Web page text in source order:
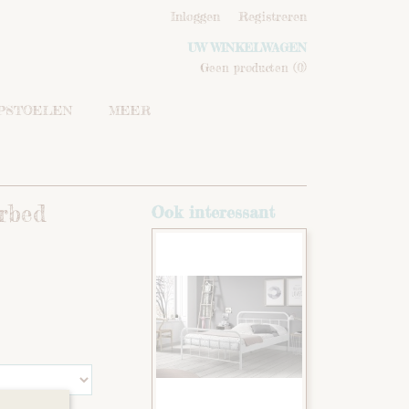
Inloggen Registreren
UW WINKELWAGEN
Geen producten (0)
MEER
Ook interessant